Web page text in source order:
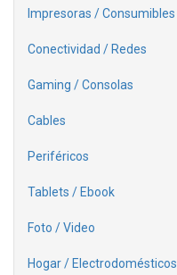
Impresoras / Consumibles
Conectividad / Redes
Gaming / Consolas
Cables
Periféricos
Tablets / Ebook
Foto / Video
Hogar / Electrodomésticos